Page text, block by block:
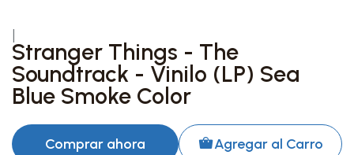
Stranger Things - The
Soundtrack - Vinilo (LP) Sea
Blue Smoke Color
Agregar al Carro
Comprar ahora